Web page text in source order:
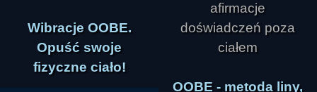
Wibracje OOBE.
Opuść swoje
fizyczne ciało!
OOBE - metoda liny,